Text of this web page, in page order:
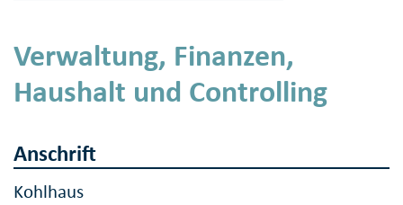
Verwaltung, Finanzen,
Haushalt und Controlling
Anschrift
Kohlhaus